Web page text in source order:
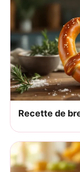
Recette de